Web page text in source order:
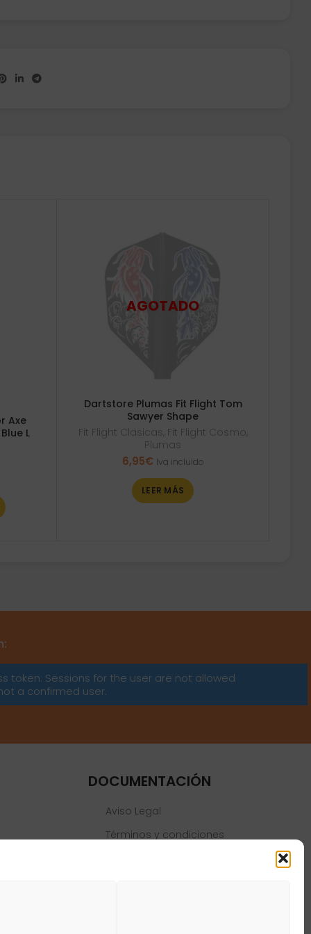
Axe
L
Dartstore Plumas Fit Flight Tom
Sawyer Shape
Fit Flight Clasicas, Fit Flight Cosmo,
Plumas
6,95€ Iva incluido
LEER MÁS
token: Sessions for the user are not allowed
a confirmed user.
DOCUMENTACIÓN
Aviso Legal
Términos y condiciones